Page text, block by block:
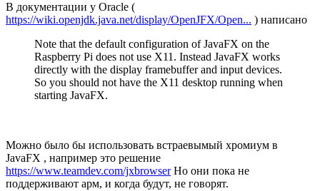
В документации у Oracle (
https://wiki.openjdk.java.net/display/OpenJFX/Open... ) написано
Note that the default configuration of JavaFX on the
Raspberry Pi does not use X11. Instead JavaFX works
directly with the display framebuffer and input devices.
So you should not have the X11 desktop running when
starting JavaFX.
Можно было бы использовать встраевымый хромиум в
JavaFX , например это решение
https://www.teamdev.com/jxbrowserНо они пока не
поддерживают арм, и когда будут, не говорят.